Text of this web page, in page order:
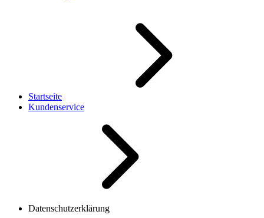
Startseite
Kundenservice
Datenschutzerklärung